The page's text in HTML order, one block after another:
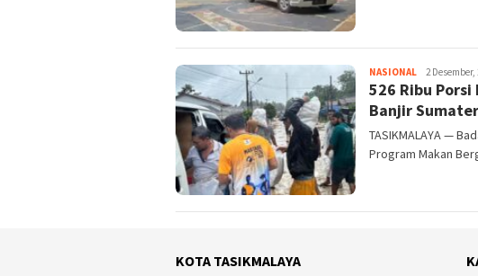
NASIONAL Tim
Redaksi
2 Desember,
526 Ribu Porsi
Banjir
TASIKMALAYA —
Program Makan
KOTA TASIKMALAYA